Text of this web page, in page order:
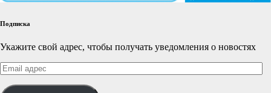
Подписка
Укажите свой адрес, чтобы получать уведомления о новостях
Email
адрес